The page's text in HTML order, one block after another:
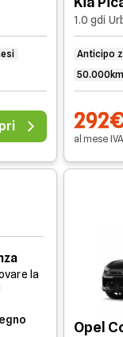
1.0 gdi
Anticipo
al mese IVA
la
Opel